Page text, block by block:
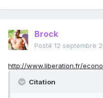
Brock
Posté 12 septembre
http://www.liberation.fr/
Citation